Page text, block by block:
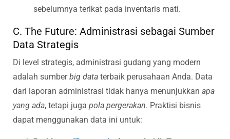
sebelumnya terikat pada inventaris mati.
C. The Future: Administrasi sebagai Sumber
Data Strategis
Di level strategis, administrasi gudang yang modern
adalah sumberbig data terbaik perusahaan Anda. Data
dari laporan administrasi tidak hanya menunjukkan apa
yang ada, tetapi juga pola pergerakan. Praktisi bisnis
dapat menggunakan data ini untuk: